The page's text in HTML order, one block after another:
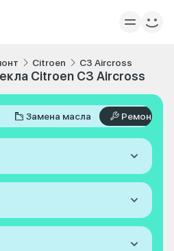
Citroen C3 Aircross
Citroen C3 Aircross
Замена масла Ремонт